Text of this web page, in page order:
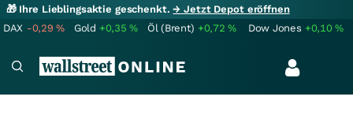
🎁 Ihre Lieblingsaktie geschenkt.→ Jetzt Depot eröffnen
DAX -0,29% Gold +0,35% Öl (Brent) +0,72% Dow Jones +0,10%